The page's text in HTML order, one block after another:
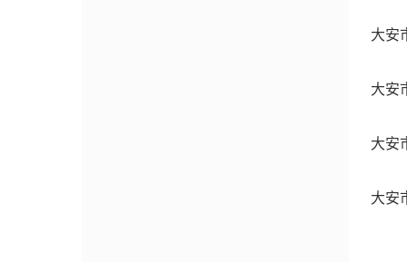
大安
大安
大安
大安